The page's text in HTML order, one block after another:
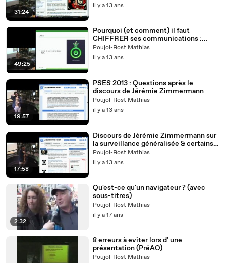
31:24
il y a 13 ans
49:25
Pourquoi (et comment) il faut
CHIFFRER ses communications :
sécurité, intégrité des messages,
authentification...
Poujol-Rost Mathias
il y a 13 ans
19:57
PSES 2013 : Questions après le
discours de Jérémie Zimmermann
Poujol-Rost Mathias
il y a 13 ans
17:58
Discours de Jérémie Zimmermann sur
la surveillance généralisée & certains
services ou logiciels
Poujol-Rost Mathias
il y a 13 ans
2:32
Qu'est-ce qu'un navigateur ? (avec
sous-titres)
Poujol-Rost Mathias
il y a 17 ans
8 erreurs à eviter lors d' une
présentation (PréAO)
Poujol-Rost Mathias